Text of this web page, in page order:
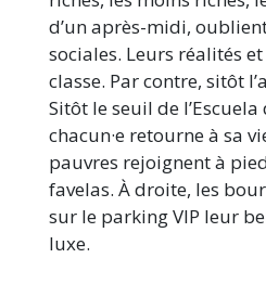
d’un après-midi,
sociales. Leurs réalités
classe. Par contre, sitôt
Sitôt le seuil de
chacun·e retourne à sa
pauvres rejoignent à
favelas. À droite, les
sur le parking VIP leur
luxe.